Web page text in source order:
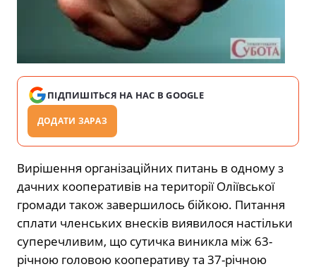
ПІДПИШІТЬСЯ НА НАС В GOOGLE
ДОДАТИ ЗАРАЗ
Вирішення організаційних питань в одному з
дачних кооперативів на території Оліївської
громади також завершилось бійкою. Питання
сплати членських внесків виявилося настільки
суперечливим, що сутичка виникла між 63-
річною головою кооперативу та 37-річною